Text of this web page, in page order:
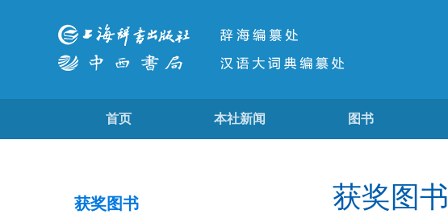
首页 本社新闻 图书
获奖图书 获奖图书